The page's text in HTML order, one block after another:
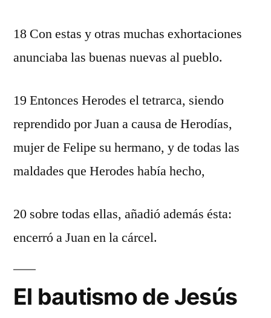
18 Con estas y otras muchas exhortaciones
anunciaba las buenas nuevas al pueblo.
19 Entonces Herodes el tetrarca, siendo
reprendido por Juan a causa de Herodías,
mujer de Felipe su hermano, y de todas las
maldades que Herodes había hecho,
20 sobre todas ellas, añadió además ésta:
encerró a Juan en la cárcel.
El bautismo de Jesús